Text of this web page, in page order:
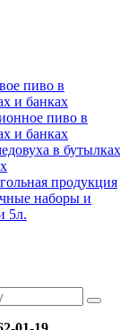
пиво в
и банках
пиво в
и банках
в бутылках
продукция
наборы и
5л.